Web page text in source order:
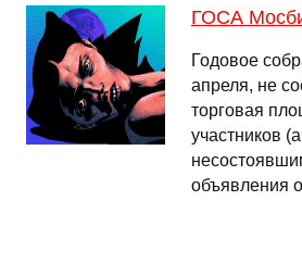
ГОСА
Годовое
апреля, не
торговая
участников
объявления